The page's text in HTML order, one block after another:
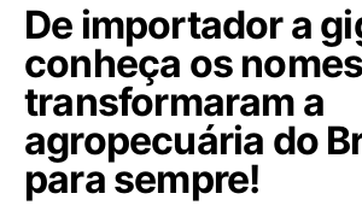
De importador a
conheça os
transformaram a
agropecuária do
para sempre!